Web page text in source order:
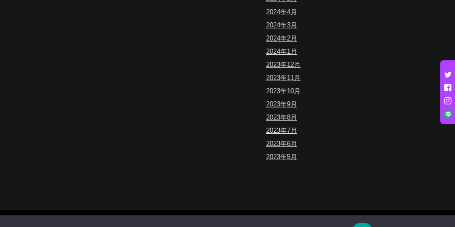
2024年4月
2024年3月
2024年2月
2024年1月
2023年12月
2023年11月
2023年10月
2023年9月
2023年8月
2023年7月
2023年6月
2023年5月